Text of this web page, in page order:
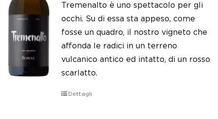
Tappo a vite
Le nostre news
Tremenalto è uno spettacolo per gli
occhi. Su di essa sta appeso, come
fosse un quadro, il nostro vigneto che
affonda le radici in un terreno
vulcanico antico ed intatto, di un rosso
scarlatto.
Dettagli